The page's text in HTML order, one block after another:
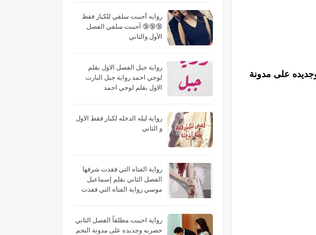
على مدونة
روايه أحببت سلفي للكبار فقط
🔞🔞🔞 آحببت سلفي الفصل
الآول والثاني
رواية جبل الفصل الاول بقلم
لوجي احمد رواية جبل البارت
الاول بقلم لوجي احمد
رواية ليله الدخله لكبار فقط الاول
و الثاني
رواية الفتاه التي فقدت شرفها
الفصل الثاني بقلم إسماعيل
موسي رواية الفتاه التي فقدت
فقدت شرفها الجزء الثاني بقلم
إسماعيل موسي
رواية احببت مطلقاً الفصل الثاني
حصريه وجديده على مدونة النجم